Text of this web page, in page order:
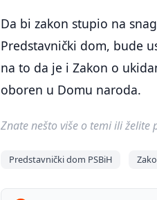
Da bi zakon stupio na
Predstavnički dom, bude
na to da je i Zakon o
oboren u Domu naroda.
Znate nešto više o temi ili želite
Predstavnički dom PSBiH